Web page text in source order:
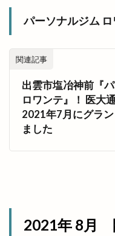
パーソナルジム ロ
関連記事
出雲市塩冶神前『
ロワンテ』！ 医大
2021年7月にグラ
ました
2021年 8月